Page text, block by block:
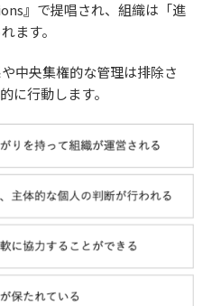
』で提唱され、組織は「進
ます。
中央集権的な管理は排除さ
に行動します。